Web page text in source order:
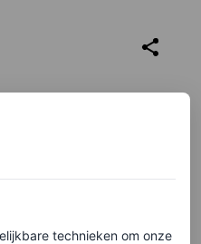
jurk van John Galliano
technieken om onze